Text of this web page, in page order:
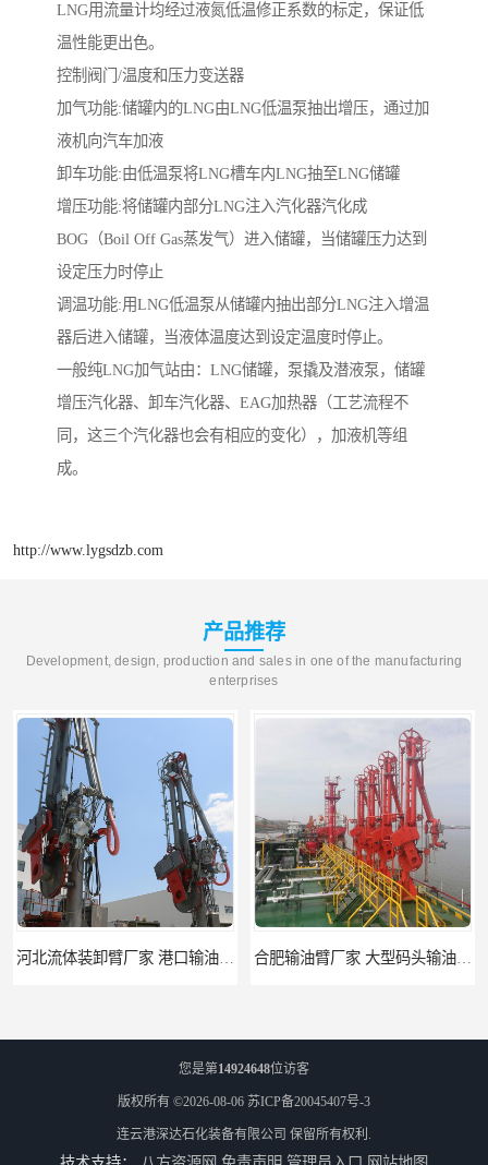
LNG用流量计均经过液氮低温修正系数的标定，保证低
温性能更出色。
控制阀门/温度和压力变送器
加气功能:储罐内的LNG由LNG低温泵抽出增压，通过加
液机向汽车加液
卸车功能:由低温泵将LNG槽车内LNG抽至LNG储罐
增压功能:将储罐内部分LNG注入汽化器汽化成
BOG（Boil Off Gas蒸发气）进入储罐，当储罐压力达到
设定压力时停止
调温功能:用LNG低温泵从储罐内抽出部分LNG注入增温
器后进入储罐，当液体温度达到设定温度时停止。
一般纯LNG加气站由：LNG储罐，泵撬及潜液泵，储罐
增压汽化器、卸车汽化器、EAG加热器（工艺流程不
同，这三个汽化器也会有相应的变化），加液机等组
成。
http://www.lygsdzb.com
产品推荐
Development, design, production and sales in one of the manufacturing
enterprises
您是第14924648位访客
版权所有 ©2026-08-06 苏ICP备20045407号-3
连云港深达石化装备有限公司 保留所有权利.